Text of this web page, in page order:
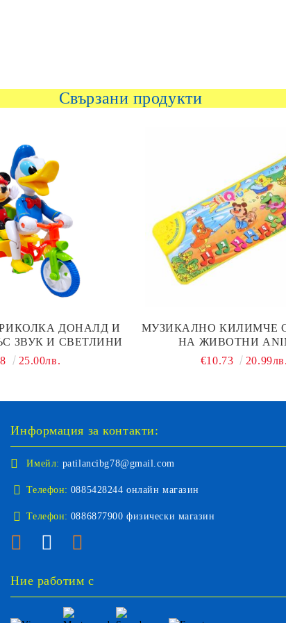
Свързани продукти
ДОНАЛД И
ЗВУК И СВЕТЛИНИ
25.00лв.
МУЗИКАЛНО КИЛИМЧЕ
НА ЖИВОТНИ
€10.73
Информация за контакти:
Имейл: patilancibg78@gmail.com
Телефон: 0885428244 онлайн магазин
Телефон: 0886877900 физически магазин
Ние работим с